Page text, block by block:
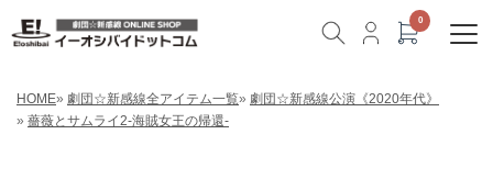
HOME» 劇団☆新感線全アイテム一覧» 劇団☆新感線公演《2020年代》
» 薔薇とサムライ2-海賊女王の帰還-